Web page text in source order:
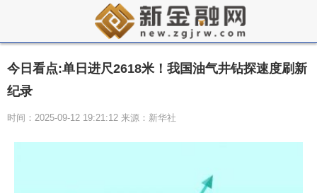
今日看点:单日进尺2618米！我国油气井钻探速度刷新
纪录
时间：2025-09-12 19:21:12 来源：新华社